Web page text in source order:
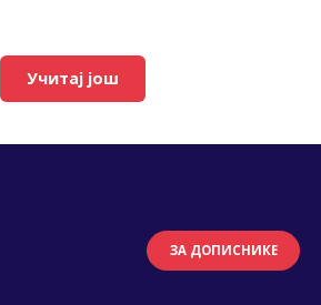
Учитај још
ЗА ДОПИСНИКЕ